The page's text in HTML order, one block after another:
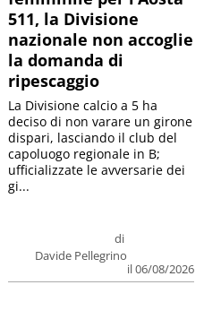
511, la Divisione
nazionale non accoglie
la domanda di
ripescaggio
di
Davide Pellegrino
il 06/08/2026
La Divisione calcio a 5 ha
deciso di non varare un girone
dispari, lasciando il club del
capoluogo regionale in B;
ufficializzate le avversarie dei
gi...